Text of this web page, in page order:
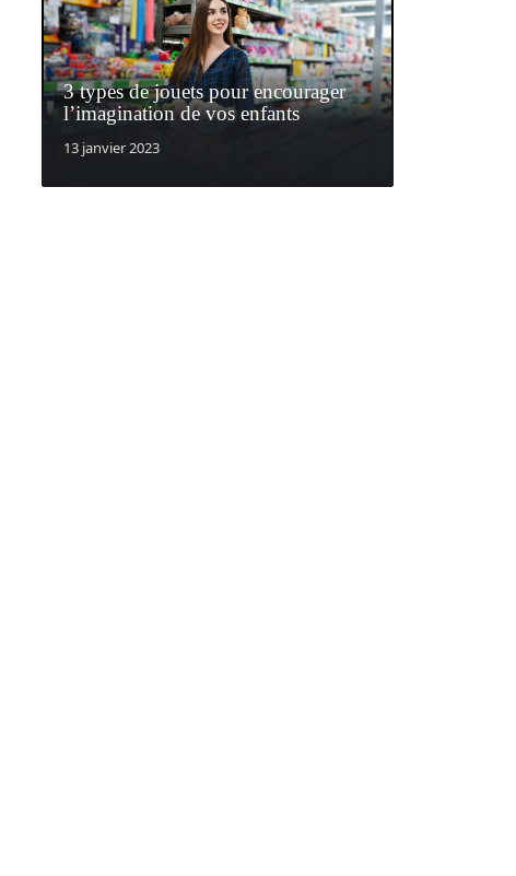
3 types de jouets pour encourager
l’imagination de vos enfants
13 janvier 2023